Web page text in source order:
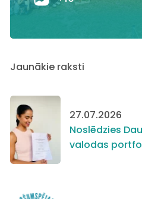
Jaunākie raksti
27.07.2026
Noslēdzies
valodas